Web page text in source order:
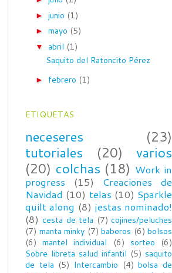
► junio (1)
► mayo (5)
▼ abril (1)
Saquito del Ratoncito Pérez
► febrero (1)
ETIQUETAS
neceseres
(23)
tutoriales
(20)
varios
(20) colchas (18) Work in
progress
(15)
Creaciones de
Navidad (10) telas (10) Sparkle
quilt along (8) ¡estas nominado!
(8) cesta de tela (7) cojines/peluches
(7) manta minky (7) baberos (6) bolsos
(6) mantel individual (6) sorteo
(6)
Sobre libreta salud infantil (5) saquito
de tela (5) Intercambio (4) bolsa de